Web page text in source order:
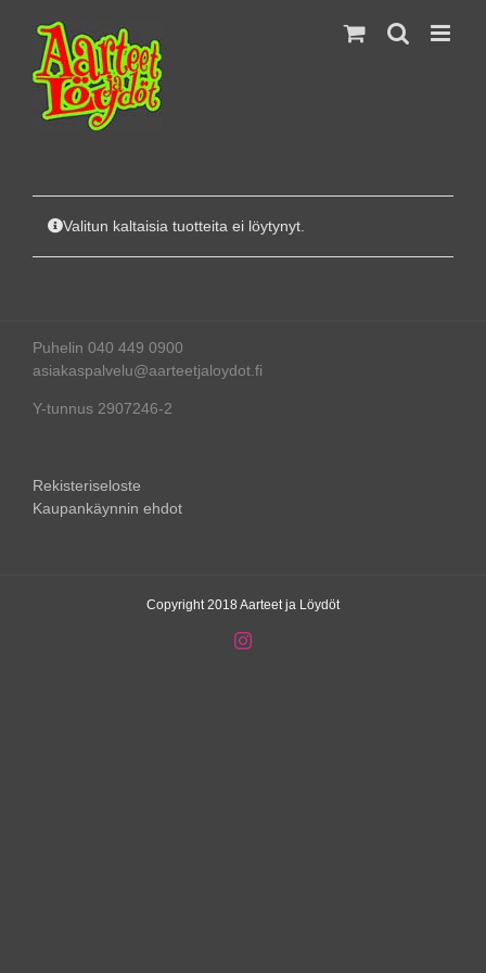
content
Valitun kaltaisia tuotteita ei löytynyt.
Puhelin 040 449 0900
asiakaspalvelu@aarteetjaloydot.fi
Y-tunnus 2907246-2
Rekisteriseloste
Kaupankäynnin ehdot
Copyright 2018 Aarteet ja Löydöt
Instagram